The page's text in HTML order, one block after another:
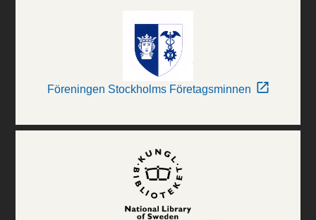
Föreningen Stockholms Företagsminnen